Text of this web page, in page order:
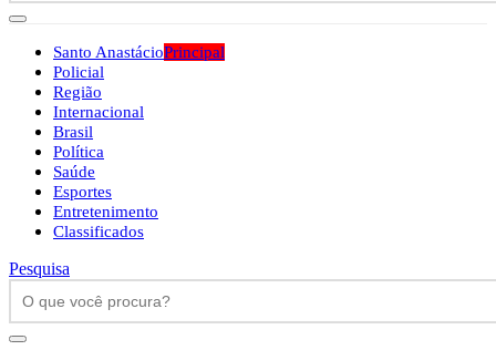
Santo AnastácioPrincipal
Policial
Região
Internacional
Brasil
Política
Saúde
Esportes
Entretenimento
Classificados
Pesquisa